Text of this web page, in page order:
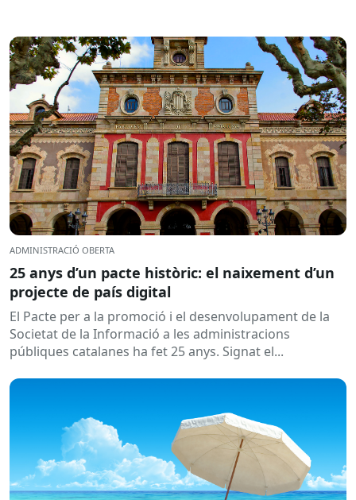
ADMINISTRACIÓ OBERTA
25 anys d’un pacte històric: el naixement d’un
projecte de país digital
El Pacte per a la promoció i el desenvolupament de la
Societat de la Informació a les administracions
públiques catalanes ha fet 25 anys. Signat el...